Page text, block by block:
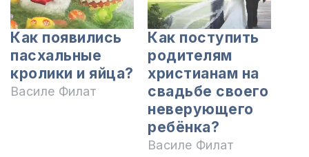
Как появились
пасхальные
кролики и яйца?
Василе Филат
Как поступить
родителям
христианам на
свадьбе своего
неверующего
ребёнка?
Василе Филат